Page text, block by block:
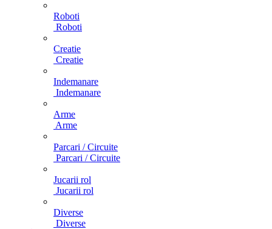
Roboti
Roboti
Creatie
Creatie
Indemanare
Indemanare
Arme
Arme
Parcari / Circuite
Parcari / Circuite
Jucarii rol
Jucarii rol
Diverse
Diverse